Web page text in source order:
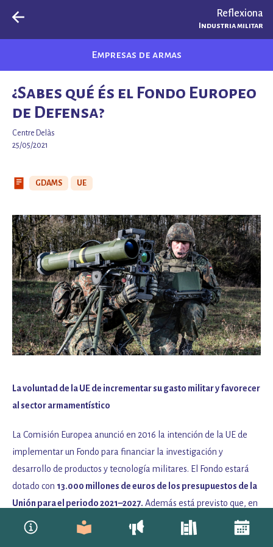
Reflexiona
Industria militar
Empresas de armas
¿Sabes qué és el Fondo Europeo
de Defensa?
Centre Delàs
25/05/2021
GDAMS UE
La voluntad de la UE de incrementar su gasto militar y favorecer
al sector armamentístico
La Comisión Europea anunció en 2016 la intención de la UE de
implementar un Fondo para financiar la investigación y
desarrollo de productos y tecnología militares. El Fondo estará
dotado con 13.000 millones de euros de los presupuestos de la
Unión para el periodo 2021–2027. Además está previsto que, en
los proyectos de desarrollo, los Estados miembros se
comprometan a aportar el 80% de los costes. Se estima que la